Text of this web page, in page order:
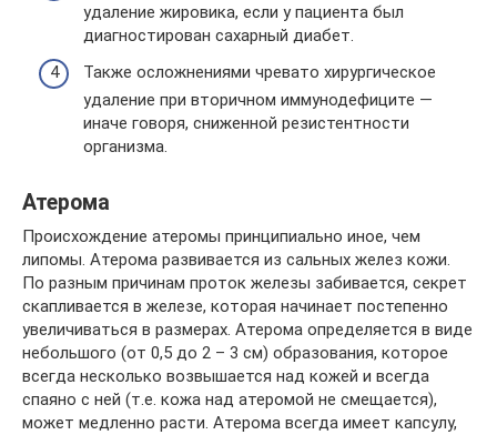
удаление жировика, если у пациента был
диагностирован сахарный диабет.
Также осложнениями чревато хирургическое
удаление при вторичном иммунодефиците —
иначе говоря, сниженной резистентности
организма.
Атерома
Происхождение атеромы принципиально иное, чем
липомы. Атерома развивается из сальных желез кожи.
По разным причинам проток железы забивается, секрет
скапливается в железе, которая начинает постепенно
увеличиваться в размерах. Атерома определяется в виде
небольшого (от 0,5 до 2 – 3 см) образования, которое
всегда несколько возвышается над кожей и всегда
спаяно с ней (т.е. кожа над атеромой не смещается),
может медленно расти. Атерома всегда имеет капсулу,